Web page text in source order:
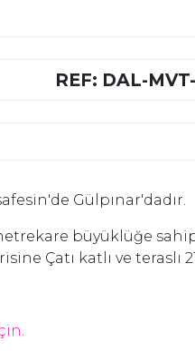
REF: DAL-
Gülpınar'dadır.
büyüklüğe
Çatı katlı ve
.